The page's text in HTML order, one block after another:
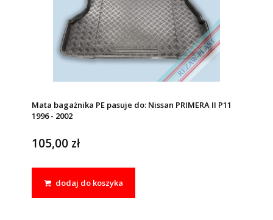
Mata bagażnika PE pasuje do: Nissan PRIMERA II P11
1996 - 2002
105,00 zł
dodaj do koszyka